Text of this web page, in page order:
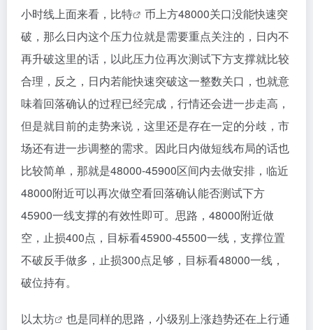
小时线上面来看， 比特
币上方48000关口没能快速突
破，那么日内这个压力位就是需要重点关注的，日内不
再升破这里的话，以此压力位再次测试下方支撑就比较
合理，反之，日内若能快速突破这一整数关口，也就意
味着回落确认的过程已经完成，行情还会进一步走高，
但是就目前的走势来说，这里还是存在一定的分歧，市
场还有进一步调整的需求。因此日内做短线布局的话也
比较简单，那就是48000-45900区间内去做安排，临近
48000附近可以再次做空看回落确认能否测试下方
45900一线支撑的有效性即可。思路，48000附近做
空，止损400点，目标看45900-45500一线，支撑位置
不破反手做多，止损300点足够，目标看48000一线，
破位持有。
以太坊
也是同样的思路，小级别上涨趋势还在上行通